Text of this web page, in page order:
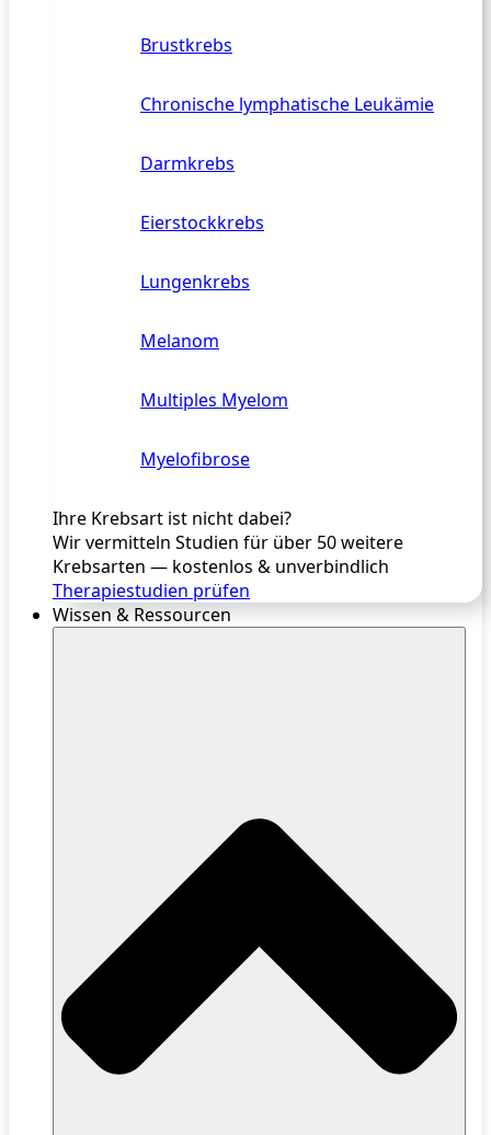
Brustkrebs
Chronische lymphatische Leukämie
Darmkrebs
Eierstockkrebs
Lungenkrebs
Melanom
Multiples Myelom
Myelofibrose
Ihre Krebsart ist nicht dabei?
Wir vermitteln Studien für über 50 weitere
Krebsarten — kostenlos & unverbindlich
Therapiestudien prüfen
Wissen & Ressourcen